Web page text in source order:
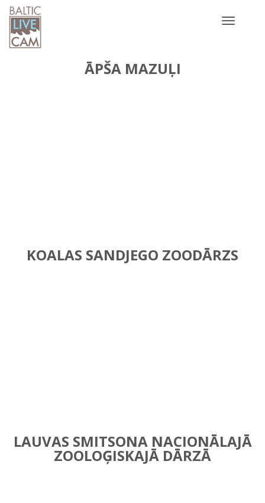
Toggle
ĀPŠA MAZUĻI
KOALAS SANDJEGO ZOODĀRZS
LAUVAS SMITSONA NACIONĀLAJĀ
ZOOLOĢISKAJĀ DĀRZĀ